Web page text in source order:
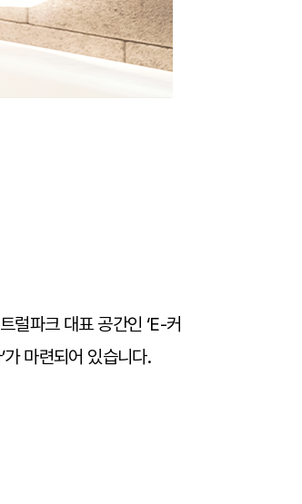
럴파크 대표 공간인 ‘E-커
가 마련되어 있습니다.